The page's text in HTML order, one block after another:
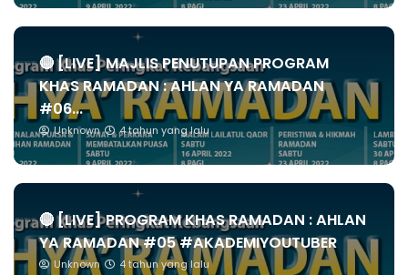
🔴 [LIVE] MAJLIS PENUTUPAN PROGRAM
KHAS RAMADAN : AHLAN YA RAMADAN
#06...
Unknown 4 tahun yang lalu
🔴 [LIVE] PROGRAM KHAS RAMADAN : AHLAN
YA RAMADAN #05 #AKADEMIYOUTUBER
Unknown 4 tahun yang lalu